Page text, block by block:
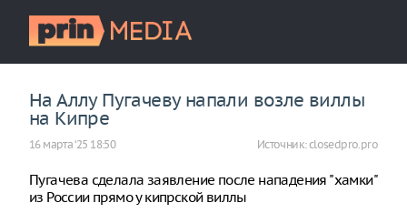
На Аллу Пугачеву напали возле виллы
на Кипре
16 марта ‘25 18:50 Источник: closedpro.pro
Пугачева сделала заявление после нападения "хамки"
из России прямо у кипрской виллы